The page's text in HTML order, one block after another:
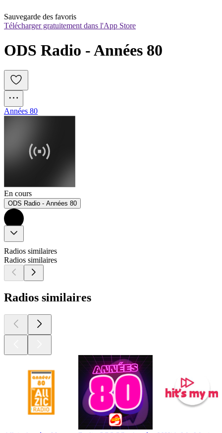
Sauvegarde des favoris
Télécharger gratuitement dans l'App Store
ODS Radio - Années 80
Années 80
En cours
ODS Radio - Années 80
Radios similaires
Radios similaires
Radios similaires